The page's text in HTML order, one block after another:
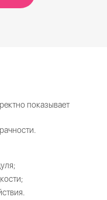
показывает